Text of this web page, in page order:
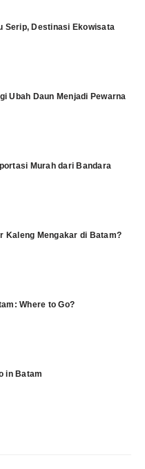
Serip, Destinasi Ekowisata
Ubah Daun Menjadi Pewarna
Murah dari Bandara
Kaleng Mengakar di Batam?
Where to Go?
in Batam